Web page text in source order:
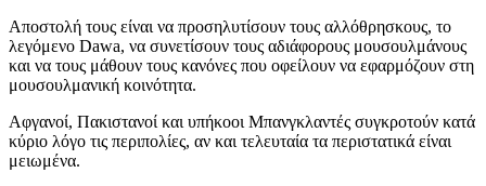
Αποστολή τους είναι να προσηλυτίσουν τους αλλόθρησκους, το
λεγόμενο Dawa, να συνετίσουν τους αδιάφορους μουσουλμάνους
και να τους μάθουν τους κανόνες που οφείλουν να εφαρμόζουν στη
μουσουλμανική κοινότητα.
Αφγανοί, Πακιστανοί και υπήκοοι Μπανγκλαντές συγκροτούν κατά
κύριο λόγο τις περιπολίες, αν και τελευταία τα περιστατικά είναι
μειωμένα.